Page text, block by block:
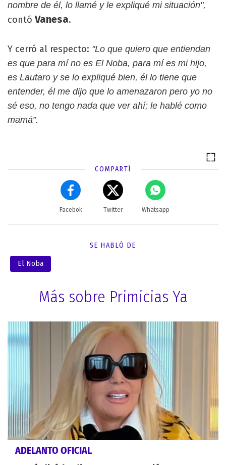
nombre de él, lo llamé y le expliqué mi situación",
contóVanesa.
Y cerró al respecto: "Lo que quiero que entiendan
es que para mí no es El Noba, para mí es mi hijo,
es Lautaro y se lo expliqué bien, él lo tiene que
entender, él me dijo que lo amenazaron pero yo no
sé eso, no tengo nada que ver ahí; le hablé como
mamá”.
COMPARTÍ
Facebok Twitter Whatsapp
SE HABLÓ DE
El Noba
Más sobre Primicias Ya
ADELANTO OFICIAL